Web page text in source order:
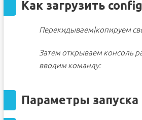
Как загрузить
Перекидываем|копируем
Затем открываем консоль
вводим команду:
Параметры